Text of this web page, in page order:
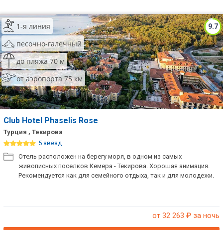
9.7
1-я линия
песочно-галечный
до пляжа 70 м
от аэропорта 75 км
Club Hotel Phaselis Rose
Турция , Текирова
5 звёзд
Отель расположен на берегу моря, в одном из самых
живописных поселков Кемера - Текирова. Хорошая анимация.
Рекомендуется как для семейного отдыха, так и для молодежи.
от 32 263 ₽ за ночь